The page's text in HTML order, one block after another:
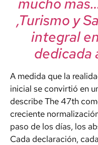
,Turismo y
integral
dedicada
A medida que la
inicial se convirtió en
describe The 47th
creciente
paso de los días, los
Cada declaración,